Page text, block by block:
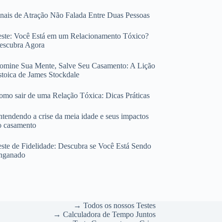
de Atração Não Falada Entre Duas Pessoas
Você Está em um Relacionamento Tóxico?
Agora
Sua Mente, Salve Seu Casamento: A Lição
de James Stockdale
sair de uma Relação Tóxica: Dicas Práticas
a crise da meia idade e seus impactos
casamento
de Fidelidade: Descubra se Você Está Sendo
→ Todos os nossos Testes
→ Calculadora de Tempo Juntos